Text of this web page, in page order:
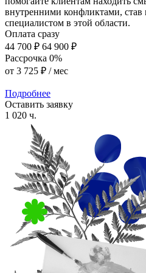
внутренними конфликтами, став
специалистом в этой области.
Оплата сразу
44 700 ₽ 64 900 ₽
Рассрочка 0%
от 3 725 ₽ / мес
Подробнее
Оставить заявку
1 020 ч.